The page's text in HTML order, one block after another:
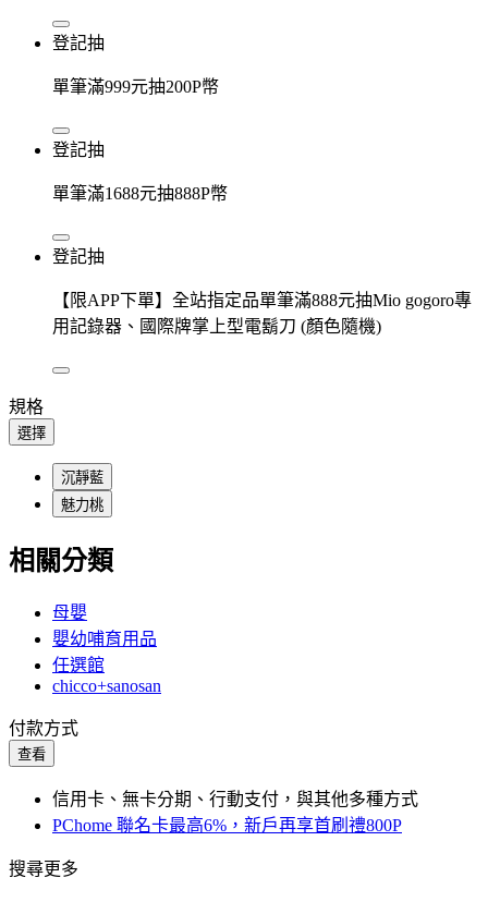
登記抽
單筆滿999元抽200P幣
登記抽
單筆滿1688元抽888P幣
登記抽
【限APP下單】全站指定品單筆滿888元抽Mio gogoro專
用記錄器、國際牌掌上型電鬍刀 (顏色隨機)
規格
選擇
沉靜藍
魅力桃
相關分類
母嬰
嬰幼哺育用品
任選館
chicco+sanosan
付款方式
查看
信用卡、無卡分期、行動支付，與其他多種方式
PChome 聯名卡最高6%，新戶再享首刷禮800P
搜尋更多